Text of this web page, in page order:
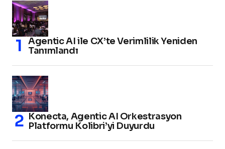
Agentic AI ile CX’te Verimlilik Yeniden
Tanımlandı
Konecta, Agentic AI Orkestrasyon
Platformu Kolibri’yi Duyurdu